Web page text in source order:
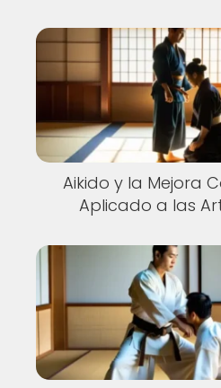
Aikido y la Mejora
Aplicado a las